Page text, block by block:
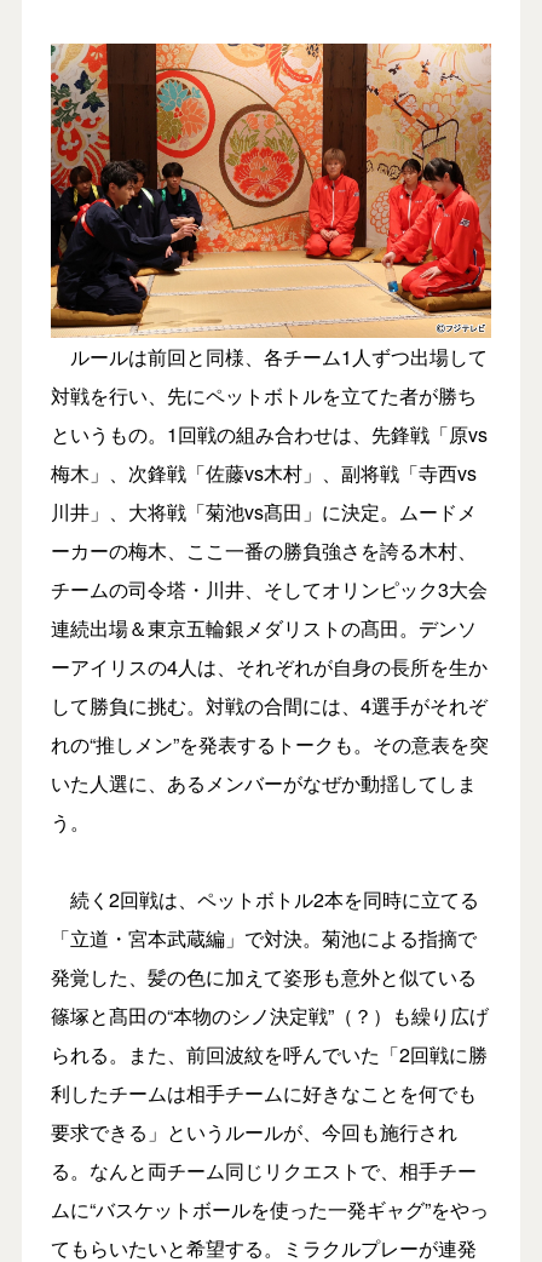
ルールは前回と同様、各チーム1人ずつ出場して
対戦を行い、先にペットボトルを立てた者が勝ち
というもの。1回戦の組み合わせは、先鋒戦「原vs
梅木」、次鋒戦「佐藤vs木村」、副将戦「寺西vs
川井」、大将戦「菊池vs髙田」に決定。ムードメ
ーカーの梅木、ここ一番の勝負強さを誇る木村、
チームの司令塔・川井、そしてオリンピック3大会
連続出場＆東京五輪銀メダリストの髙田。デンソ
ーアイリスの4人は、それぞれが自身の長所を生か
して勝負に挑む。対戦の合間には、4選手がそれぞ
れの“推しメン”を発表するトークも。その意表を突
いた人選に、あるメンバーがなぜか動揺してしま
う。
続く2回戦は、ペットボトル2本を同時に立てる
「立道・宮本武蔵編」で対決。菊池による指摘で
発覚した、髪の色に加えて姿形も意外と似ている
篠塚と髙田の“本物のシノ決定戦”（？）も繰り広げ
られる。また、前回波紋を呼んでいた「2回戦に勝
利したチームは相手チームに好きなことを何でも
要求できる」というルールが、今回も施行され
る。なんと両チーム同じリクエストで、相手チー
ムに“バスケットボールを使った一発ギャグ”をやっ
てもらいたいと希望する。ミラクルプレーが連発